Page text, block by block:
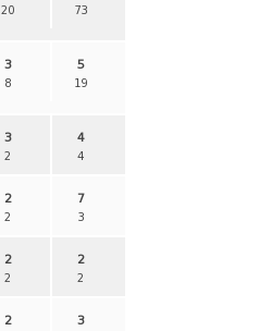
20 73
3
8
5
19
3
2
4
4
2
2
7
3
2
2
2
2
2 3